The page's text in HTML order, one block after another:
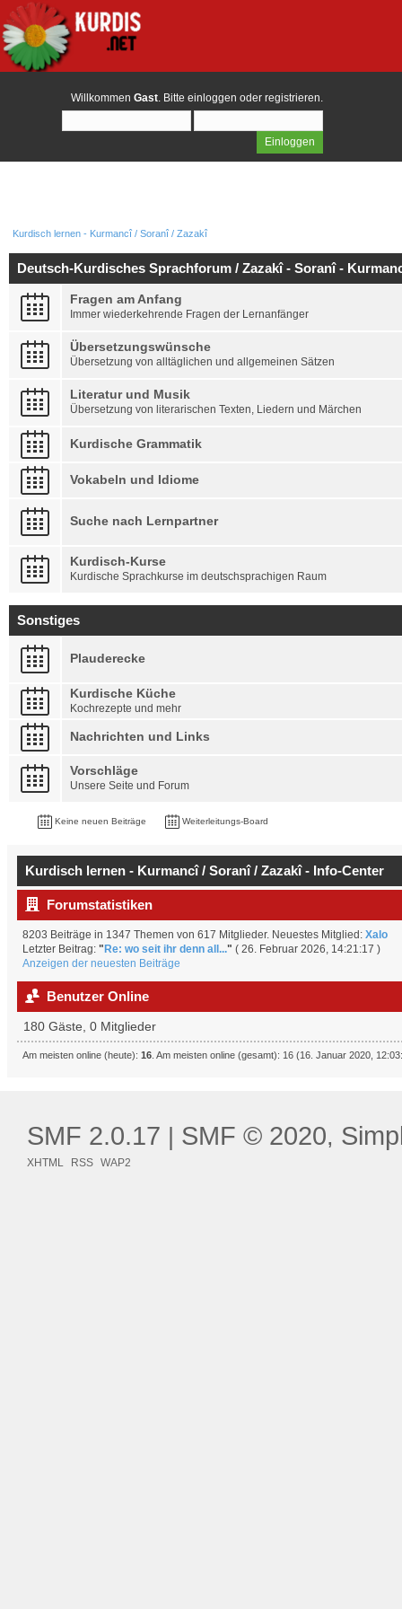
Willkommen Gast. Bitte einloggen oder registrieren.
Kurdisch lernen - Kurmancî / Soranî / Zazakî
Deutsch-Kurdisches Sprachforum / Zazakî - Soranî -
Fragen am Anfang
Immer wiederkehrende Fragen der Lernanfänger
Übersetzungswünsche
Übersetzung von alltäglichen und allgemeinen Sätzen
Literatur und Musik
Übersetzung von literarischen Texten, Liedern und Märchen
Kurdische Grammatik
Vokabeln und Idiome
Suche nach Lernpartner
Kurdisch-Kurse
Kurdische Sprachkurse im deutschsprachigen Raum
Sonstiges
Plauderecke
Kurdische Küche
Kochrezepte und mehr
Nachrichten und Links
Vorschläge
Unsere Seite und Forum
Keine neuen Beiträge Weiterleitungs-Board
Kurdisch lernen - Kurmancî / Soranî / Zazakî - Info-Center
Forumstatistiken
8203 Beiträge in 1347 Themen von 617 Mitglieder. Neuestes Mitglied:Xalo
Letzter Beitrag:"Re: wo seit ihr denn all..." ( 26. Februar 2026, 14:21:17 )
Anzeigen der neuesten Beiträge
Benutzer Online
180 Gäste, 0 Mitglieder
Am meisten online (heute): 16. Am meisten online (gesamt): 16 (16. Januar 2020,
SMF 2.0.17 SMF © 2020,
XHTML RSS WAP2